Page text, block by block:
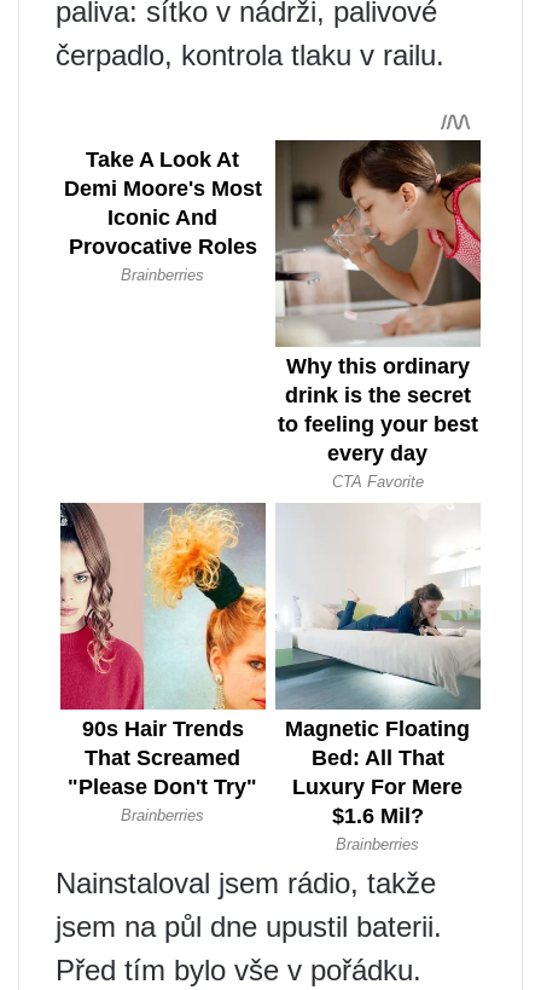
paliva: sítko v nádrži, palivové
čerpadlo, kontrola tlaku v railu.
Nainstaloval jsem rádio, takže
jsem na půl dne upustil baterii.
Před tím bylo vše v pořádku.